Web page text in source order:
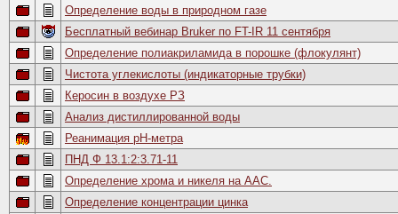
Определение воды в природном газе
Бесплатный вебинар Bruker по FT-IR 11 сентября
Определение полиакриламида в порошке (флокулянт)
Чистота углекислоты (индикаторные трубки)
Керосин в воздухе РЗ
Анализ дистиллированной воды
Реанимация pH-метра
ПНД Ф 13.1:2:3.71-11
Определение хрома и никеля на ААС.
Определение концентрации цинка